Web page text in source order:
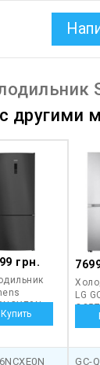
проверить
критического
и
который
более снижает
с другими
грн.
LG
GC-